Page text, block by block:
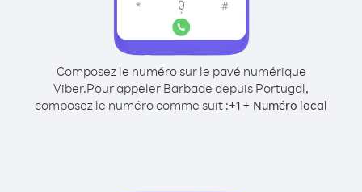
Composez le numéro sur le pavé numérique
Viber.Pour appeler Barbade depuis Portugal,
composez le numéro comme suit :+1 + Numéro local